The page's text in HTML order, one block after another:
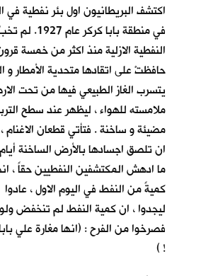
اكتشف البريطانيون اول بئر نفطية
في منطقة بابا
النفطية الازلية منذ اكثر من خمسة
حافظتْ على اتقادها متحدية الأمطار و
يتسرب الغاز الطبيعي فيها من تحت
ملامسته للهواء ، ليظهر عند سطح
مضيئة و ساخنة . فتأتي قطعان الاغنام
ان تلصق اجسادها بالأرض الساخنة
ما ادهش المكتشفين النفطيين حقاً ،
كميةً من النفط في اليوم الاول ، عادوا
ليجدوا ، ان كمية النفط لم تنخفض ولو
فصرخوا من الفرح : (انها مغارة علي
! )